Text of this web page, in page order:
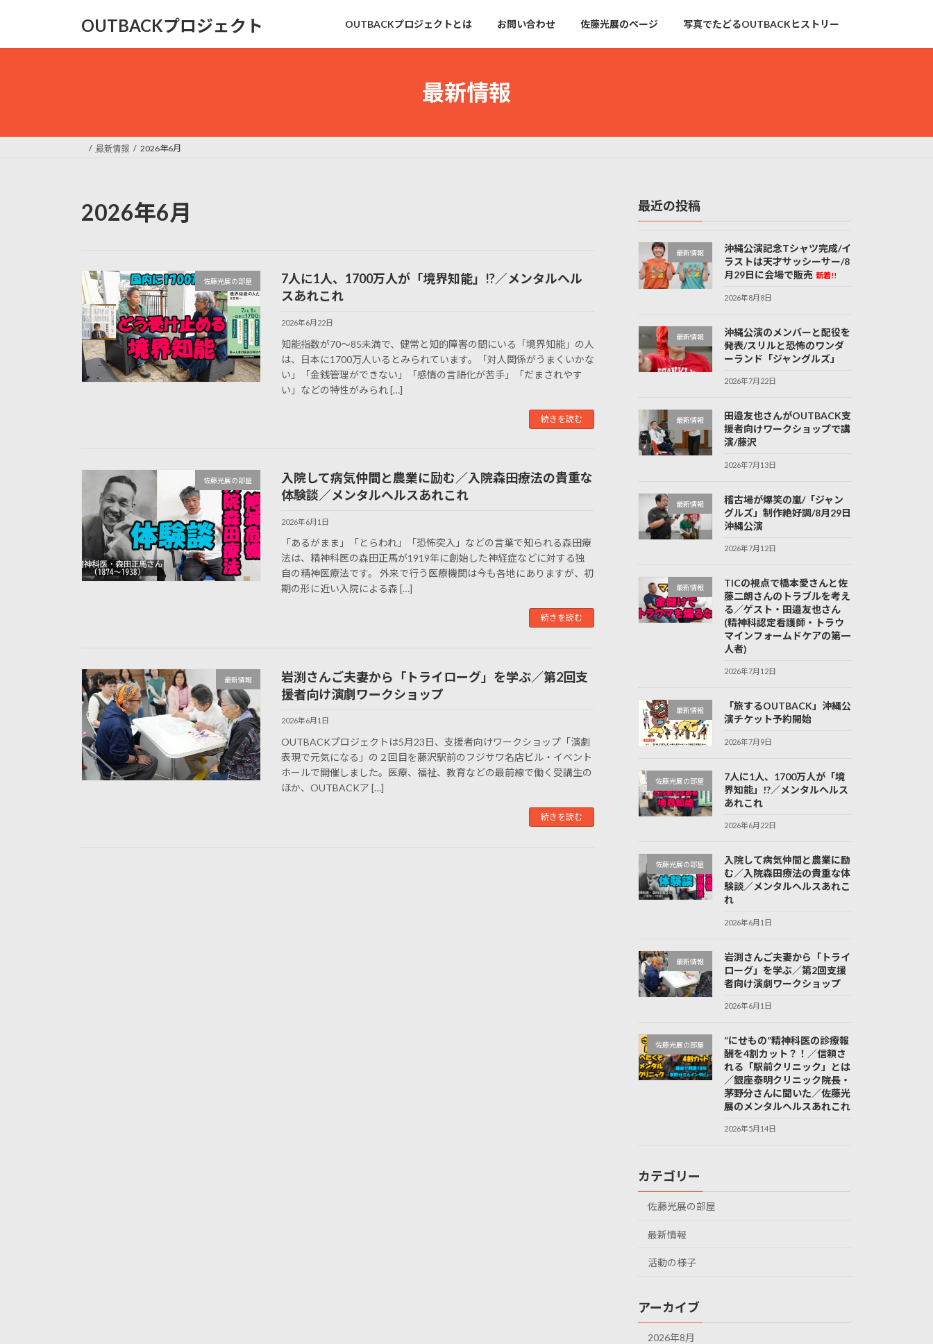
ッ
移
OUTBACKプロジェクト OUTBACKプロジェクトとは お問い合わせ 佐藤光展のページ 写真でたどるOUTBACKヒストリー
最新情報
最新情報 2026年6月
2026年6月
佐藤光展の部屋
7人に1人、1700万人が「境界知能」!?／メンタルヘル
スあれこれ
2026年6月22日
知能指数が70～85未満で、健常と知的障害の間にいる「境界知能」の人
は、日本に1700万人いるとみられています。「対人関係がうまくいかな
い」「金銭管理ができない」「感情の言語化が苦手」「だまされやす
い」などの特性がみられ […]
続きを読む
佐藤光展の部屋
入院して病気仲間と農業に励む／入院森田療法の貴重な
体験談／メンタルヘルスあれこれ
2026年6月1日
「あるがまま」「とらわれ」「恐怖突入」などの言葉で知られる森田療
法は、精神科医の森田正馬が1919年に創始した神経症などに対する独
自の精神医療法です。 外来で行う医療機関は今も各地にありますが、初
期の形に近い入院による森 […]
続きを読む
最新情報
岩渕さんご夫妻から「トライローグ」を学ぶ／第2回支
援者向け演劇ワークショップ
2026年6月1日
OUTBACKプロジェクトは5月23日、支援者向けワークショップ「演劇
表現で元気になる」の２回目を藤沢駅前のフジサワ名店ビル・イベント
ホールで開催しました。医療、福祉、教育などの最前線で働く受講生の
ほか、OUTBACKア […]
続きを読む
最近の投稿
最新情報
沖縄公演記念Tシャツ完成/イ
ラストは天才サッシーサー/8
月29日に会場で販売 新着!!
2026年8月8日
最新情報
沖縄公演のメンバーと配役を
発表/スリルと恐怖のワンダ
ーランド「ジャングルズ」
2026年7月22日
最新情報
田邉友也さんがOUTBACK支
援者向けワークショップで講
演/藤沢
2026年7月13日
最新情報
稽古場が爆笑の嵐/「ジャン
グルズ」制作絶好調/8月29日
沖縄公演
2026年7月12日
最新情報
TICの視点で橋本愛さんと佐
藤二朗さんのトラブルを考え
る／ゲスト・田邉友也さん
(精神科認定看護師・トラウ
マインフォームドケアの第一
人者)
2026年7月12日
最新情報
「旅するOUTBACK」沖縄公
演チケット予約開始
2026年7月9日
佐藤光展の部屋
7人に1人、1700万人が「境
界知能」!?／メンタルヘルス
あれこれ
2026年6月22日
佐藤光展の部屋
入院して病気仲間と農業に励
む／入院森田療法の貴重な体
験談／メンタルヘルスあれこ
れ
2026年6月1日
最新情報
岩渕さんご夫妻から「トライ
ローグ」を学ぶ／第2回支援
者向け演劇ワークショップ
2026年6月1日
佐藤光展の部屋
“にせもの”精神科医の診療報
酬を4割カット？！／信頼さ
れる「駅前クリニック」とは
／銀座泰明クリニック院長・
茅野分さんに聞いた／佐藤光
展のメンタルヘルスあれこれ
2026年5月14日
カテゴリー
佐藤光展の部屋
最新情報
活動の様子
アーカイブ
2026年8月